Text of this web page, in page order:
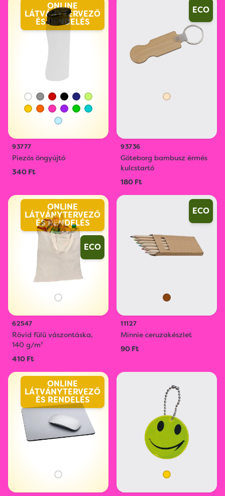
ONLINE
LÁTVÁNYTERVEZŐ
ÉS RENDELÉS
93777
Piezós öngyújtó
340 Ft
ECO
93736
Göteborg bambusz érmés
kulcstartó
180 Ft
ONLINE
LÁTVÁNYTERVEZŐ
ÉS RENDELÉS
ECO
62547
Rövid fülű vászontáska,
140 g/m²
410 Ft
ECO
11127
Minnie ceruzakészlet
90 Ft
ONLINE
LÁTVÁNYTERVEZŐ
ÉS RENDELÉS